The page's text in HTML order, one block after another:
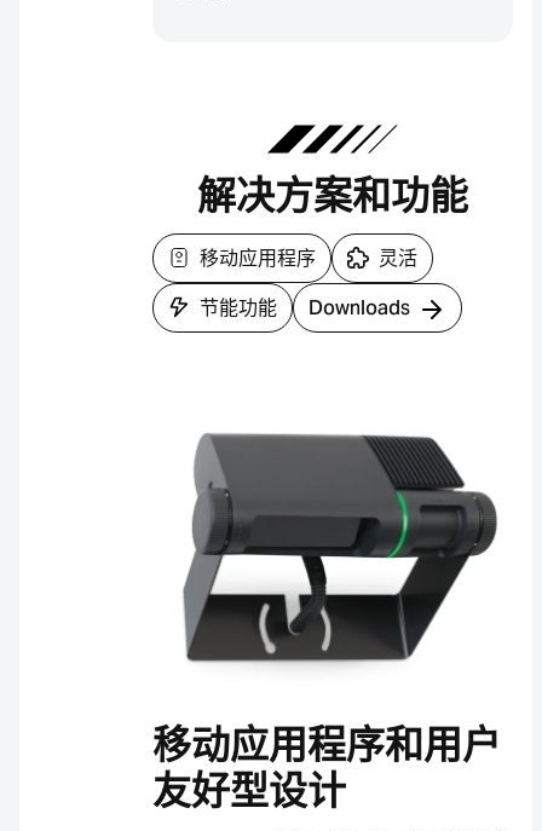
解决方案和功能
移动应用程序
灵活
节能功能
Downloads
移动应用程序和用户
友好型设计